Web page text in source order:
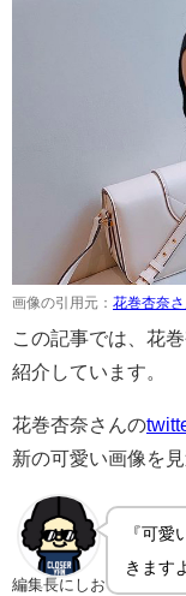
画像の引用元： 花巻杏奈
この記事では、花
紹介しています。
花巻杏奈さんの
新の可愛い画像を
編集長にしお
『可
きます